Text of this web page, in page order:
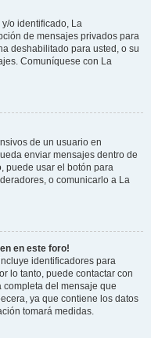
o identificado, La
de mensajes privados para
deshabilitado para usted, o su
Comuníquese con La
de un usuario en
enviar mensajes dentro de
puede usar el botón para
o comunicarlo a La
en este foro!
identificadores para
lo tanto, puede contactar con
completa del mensaje que
ya que contiene los datos
tomará medidas.